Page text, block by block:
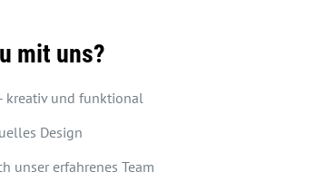
mit uns?
kreativ und funktional
Design
unser erfahrenes Team